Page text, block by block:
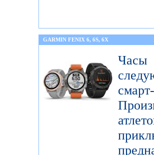
GARMIN FENIX 6, 6S, 6X